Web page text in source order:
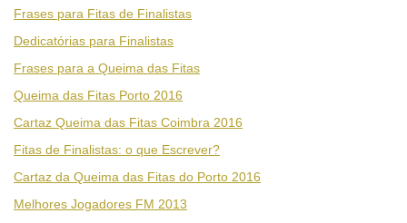
Frases para Fitas de Finalistas
Dedicatórias para Finalistas
Frases para a Queima das Fitas
Queima das Fitas Porto 2016
Cartaz Queima das Fitas Coimbra 2016
Fitas de Finalistas: o que Escrever?
Cartaz da Queima das Fitas do Porto 2016
Melhores Jogadores FM 2013